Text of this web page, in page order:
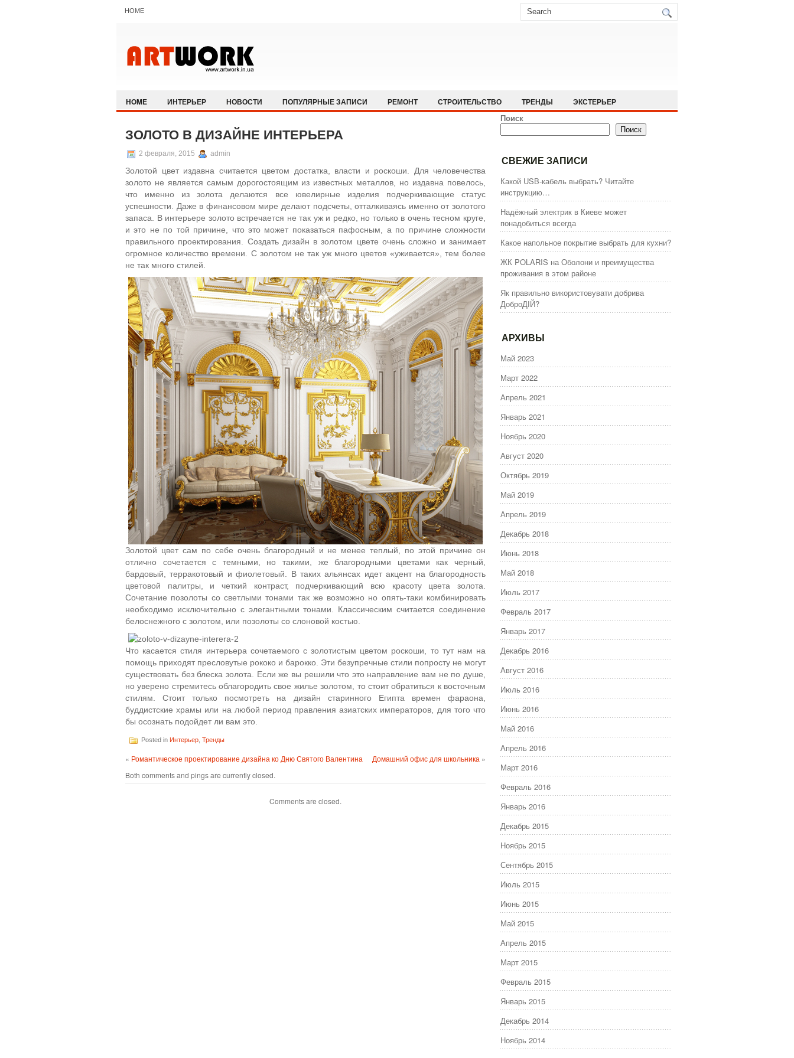
HOME
HOME ИНТЕРЬЕР НОВОСТИ ПОПУЛЯРНЫЕ ЗАПИСИ РЕМОНТ СТРОИТЕЛЬСТВО ТРЕНДЫ ЭКСТЕРЬЕР
ЗОЛОТО В ДИЗАЙНЕ ИНТЕРЬЕРА
2 февраля, 2015 admin
Золотой цвет издавна считается цветом достатка, власти и роскоши. Для человечества
золото не является самым дорогостоящим из известных металлов, но издавна повелось,
что именно из золота делаются все ювелирные изделия подчеркивающие статус
успешности. Даже в финансовом мире делают подсчеты, отталкиваясь именно от золотого
запаса.
В интерьере золото встречается не так уж и редко, но только в очень тесном круге,
и это не по той причине, что это может показаться пафосным, а по причине сложности
правильного проектирования. Создать дизайн в золотом цвете очень сложно и занимает
огромное количество времени. С золотом не так уж много цветов «уживается», тем более
не так много стилей.
Золотой цвет сам по себе очень благородный и не менее теплый, по этой причине он
отлично сочетается с темными, но такими, же благородными цветами как черный,
бардовый, терракотовый и фиолетовый. В таких альянсах идет акцент на благородность
цветовой палитры, и четкий контраст, подчеркивающий всю красоту цвета золота.
Сочетание позолоты со светлыми тонами так же возможно но опять-таки комбинировать
необходимо исключительно с элегантными тонами. Классическим считается соединение
белоснежного с золотом, или позолоты со слоновой костью.
Что касается стиля интерьера сочетаемого с золотистым цветом роскоши, то тут нам на
помощь приходят пресловутые рококо и барокко. Эти безупречные стили попросту не могут
существовать без блеска золота. Если же вы решили что это направление вам не по душе,
но уверено стремитесь облагородить свое жилье золотом, то стоит обратиться к восточным
стилям. Стоит только посмотреть на дизайн старинного Египта времен фараона,
буддистские храмы или на любой период правления азиатских императоров, для того что
бы осознать подойдет ли вам это.
Posted in Интерьер Тренды
« Романтическое проектирование дизайна ко Дню Святого Валентина Домашний офис для школьника »
Both comments and pings are currently closed.
Comments are closed.
Поиск
Поиск
СВЕЖИЕ ЗАПИСИ
Какой USB-кабель выбрать? Читайте
инструкцию…
Надёжный электрик в Киеве может
понадобиться всегда
Какое напольное покрытие выбрать для кухни?
ЖК POLARIS на Оболони и преимущества
проживания в этом районе
Як правильно використовувати добрива
ДоброДІЙ?
АРХИВЫ
Май 2023
Март 2022
Апрель 2021
Январь 2021
Ноябрь 2020
Август 2020
Октябрь 2019
Май 2019
Апрель 2019
Декабрь 2018
Июнь 2018
Май 2018
Июль 2017
Февраль 2017
Январь 2017
Декабрь 2016
Август 2016
Июль 2016
Июнь 2016
Май 2016
Апрель 2016
Март 2016
Февраль 2016
Январь 2016
Декабрь 2015
Ноябрь 2015
Сентябрь 2015
Июль 2015
Июнь 2015
Май 2015
Апрель 2015
Март 2015
Февраль 2015
Январь 2015
Декабрь 2014
Ноябрь 2014